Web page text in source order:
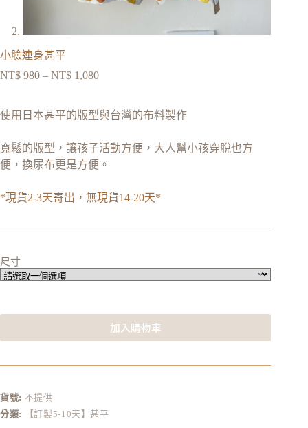
小臉連身甚平
NT$ 980 – NT$ 1,080
使用日本甚平的版型與台灣的布料製作
寬鬆的版型，讓孩子活動方便，大人幫小孩穿脫也方
便，換尿布更是方便。
*現貨2-3天寄出，無現貨14-20天*
尺寸
加入購物車
r
n
a
貨號: 不提供
分類:
【訂製5-10天】甚平